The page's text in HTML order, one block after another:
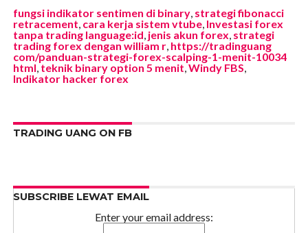
fungsi indikator sentimen di binary, strategi fibonacci
retracement, cara kerja sistem vtube, Investasi forex
tanpa trading language:id, jenis akun forex, strategi
trading forex dengan william r, https://tradinguang
com/panduan-strategi-forex-scalping-1-menit-10034
html, teknik binary option 5 menit,Windy FBS,
Indikator hacker forex
TRADING UANG ON FB
SUBSCRIBE LEWAT EMAIL
Enter your email address: